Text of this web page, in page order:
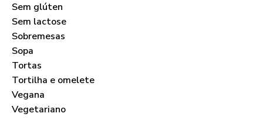
Sem glúten
Sem lactose
Sobremesas
Sopa
Tortas
Tortilha e omelete
Vegana
Vegetariano